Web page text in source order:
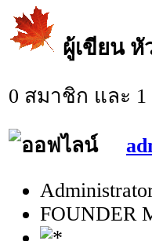
ผู้เขียนหั
0 สมาชิก และ
FOUNDER